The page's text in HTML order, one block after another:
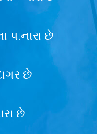
પાનારા છે
છે
છે